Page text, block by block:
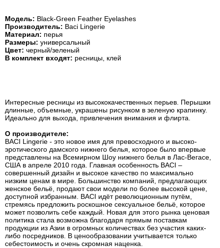
Модель: Black-Green Feather Eyelashes
Производитель: Baci Lingerie
Материал: перья
Размеры: универсальный
Цвет: черный/зеленый
В комплект входят: ресницы, клей
Интересные ресницы из высококачественных перьев. Перышки
длинные, объемные, украшены рисунком в зеленую крапинку.
Идеально для выхода, привлечения внимания и флирта.
О производителе:
BACI Lingerie - это новое имя для превосходного и высоко-
эротического дамского нижнего белья, которое было впервые
представлены на Всемирном Шоу нижнего белья в Лас-Вегасе,
США в апреле 2010 года. Главная особенность BACI –
совершенный дизайн и высокое качество по максимально
низким ценам в мире. Большинство компаний, предлагающих
женское бельё, продают свои модели по более высокой цене,
доступной избранным. BACI идёт революционным путём,
стремясь предложить роскошное сексуальное бельё, которое
может позволить себе каждый. Новая для этого рынка ценовая
политика стала возможна благодаря прямым поставкам
продукции из Азии в огромных количествах без участия каких-
либо посредников. В ценообразовании учитывается только
себестоимость и очень скромная наценка.